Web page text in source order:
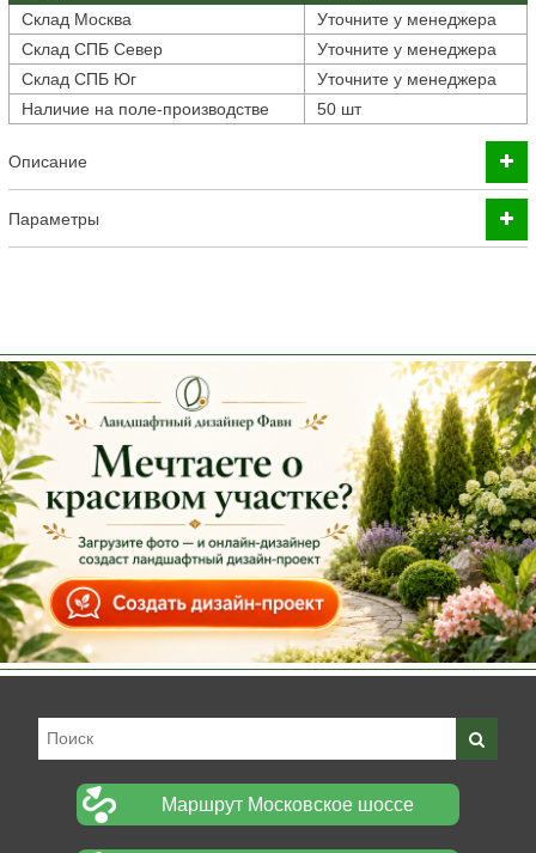
Склад Москва
Уточните у менеджера
Склад СПБ Север
Уточните у менеджера
Склад СПБ Юг
Уточните у менеджера
Наличие на поле-производстве
50 шт
Описание
Параметры
Маршрут Московское шоссе